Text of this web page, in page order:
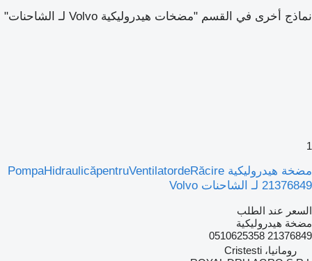
نماذج أخرى في القسم "مضخات هيدروليكية Volvo لـ الشاحنات"
1
مضخة هيدروليكية PompaHidraulicăpentruVentilatordeRăcire
21376849 لـ الشاحنات Volvo
السعر عند الطلب
مضخة هيدروليكية
21376849 0510625358
رومانيا، Cristesti